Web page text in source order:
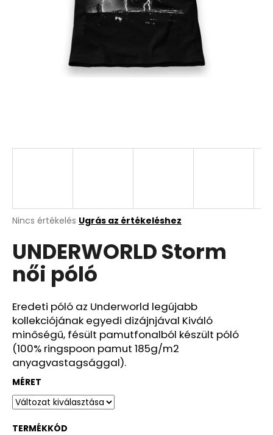
A
átlagos
értékelése
ből
csillag.
Nincs értékelés Ugrás az értékeléshez
UNDERWORLD Storm
női póló
Eredeti póló az Underworld legújabb
kollekciójának egyedi dizájnjával Kiváló
minőségű, fésült pamutfonalból készült póló
(100% ringspoon pamut 185g/m2
anyagvastagsággal).
MÉRET
TERMÉKKÓD